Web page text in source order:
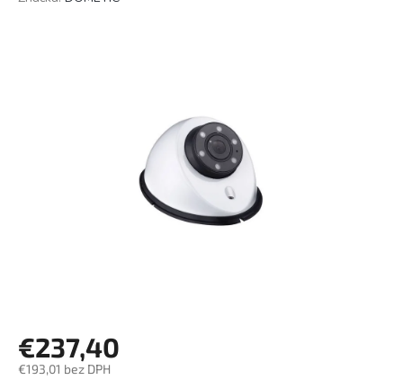
€237,40
€193,01 bez DPH